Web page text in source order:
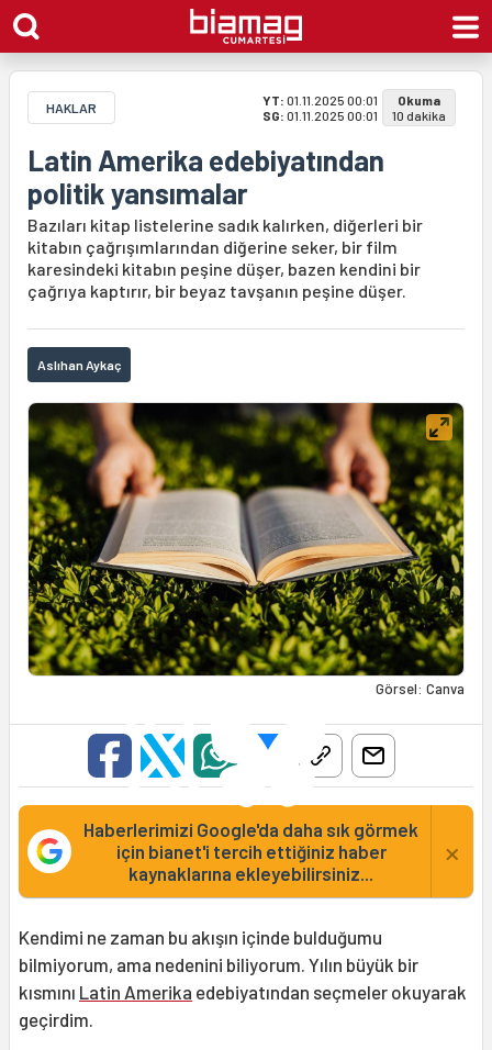
HAKLAR YT: 01.11.2025 00:01
SG: 01.11.2025 00:01
Okuma
10 dakika
Latin Amerika edebiyatından
politik yansımalar
Bazıları kitap listelerine sadık kalırken, diğerleri bir
kitabın çağrışımlarından diğerine seker, bir film
karesindeki kitabın peşine düşer, bazen kendini bir
çağrıya kaptırır, bir beyaz tavşanın peşine düşer.
Aslıhan Aykaç
Görsel: Canva
Haberlerimizi Google'da daha sık görmek
için bianet'i tercih ettiğiniz haber
kaynaklarına ekleyebilirsiniz...
×
Kendimi ne zaman bu akışın içinde bulduğumu
bilmiyorum, ama nedenini biliyorum. Yılın büyük bir
kısmını Latin Amerika edebiyatından seçmeler okuyarak
geçirdim.